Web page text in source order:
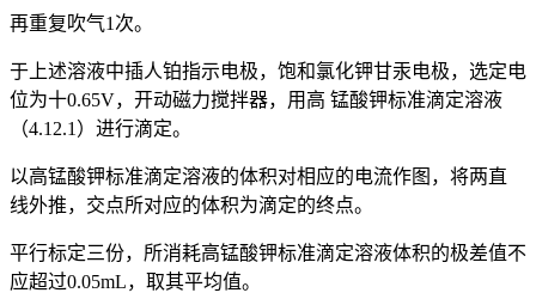
再重复吹气1次。
于上述溶液中插人铂指示电极，饱和氯化钾甘汞电极，选定电
位为十0.65V，开动磁力搅拌器，用高 锰酸钾标准滴定溶液
（4.12.1）进行滴定。
以高锰酸钾标准滴定溶液的体积对相应的电流作图，将两直
线外推，交点所对应的体积为滴定的终点。
平行标定三份，所消耗高锰酸钾标准滴定溶液体积的极差值不
应超过0.05mL，取其平均值。